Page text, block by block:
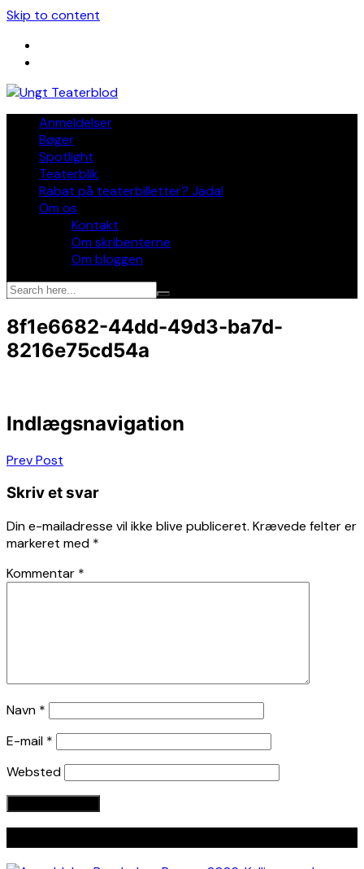
Skip to content
Anmeldelser
Bøger
Spotlight
Teaterblik
Rabat på teaterbilletter? Jada!
Om os
Kontakt
Om skribenterne
Om bloggen
8f1e6682-44dd-49d3-ba7d-
8216e75cd54a
Indlægsnavigation
Prev Post
Skriv et svar
Din e-mailadresse vil ikke blive publiceret. Krævede felter er
markeret med *
Kommentar *
Navn *
E-mail *
Websted